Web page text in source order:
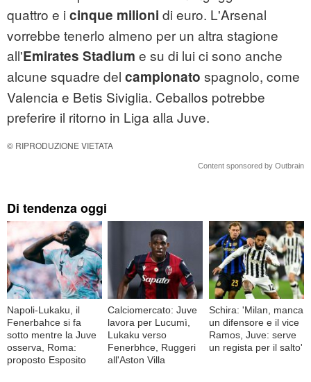
quattro e i cinque milioni di euro. L'Arsenal
vorrebbe tenerlo almeno per un altra stagione
all'Emirates Stadium e su di lui ci sono anche
alcune squadre del campionato spagnolo, come
Valencia e Betis Siviglia. Ceballos potrebbe
preferire il ritorno in Liga alla Juve.
© RIPRODUZIONE VIETATA
Content sponsored by Outbrain
Di tendenza oggi
Napoli-Lukaku, il
Fenerbahce si fa
sotto mentre la Juve
osserva, Roma:
proposto Esposito
Calciomercato: Juve
lavora per Lucumì,
Lukaku verso
Fenerbhce, Ruggeri
all'Aston Villa
Schira: 'Milan, manca
un difensore e il vice
Ramos, Juve: serve
un regista per il salto'